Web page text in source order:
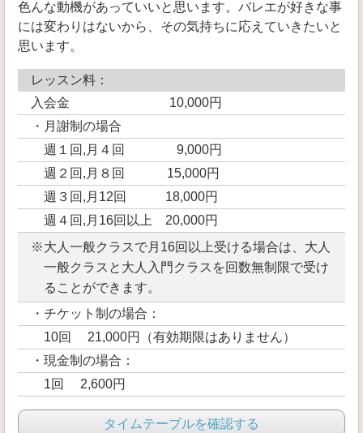
色んな動機があっていいと思います。バレエが好きな事
には変わりはないから、その気持ちに応えていきたいと
思います。
レッスン料：
入会金 10,000円
・月謝制の場合
週１回,月４回 9,000円
週２回,月８回 15,000円
週３回,月12回 18,000円
週４回,月16回以上 20,000円
※大人一般クラスで月16回以上受ける場合は、大人
一般クラスと大人入門クラスを回数無制限で受け
ることができます。
・チケット制の場合：
10回 21,000円（有効期限はありません）
・現金制の場合：
1回 2,600円
タイムテーブルを確認する